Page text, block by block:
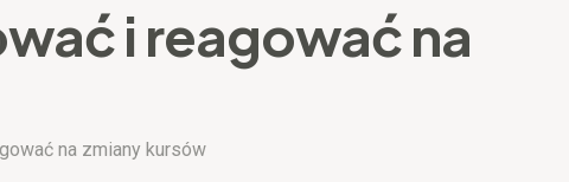
i reagować na
na zmiany kursów